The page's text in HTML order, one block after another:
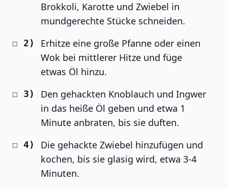
Brokkoli, Karotte und Zwiebel in
mundgerechte Stücke schneiden.
Erhitze eine große Pfanne oder einen
Wok bei mittlerer Hitze und füge
etwas Öl hinzu.
Den gehackten Knoblauch und Ingwer
in das heiße Öl geben und etwa 1
Minute anbraten, bis sie duften.
Die gehackte Zwiebel hinzufügen und
kochen, bis sie glasig wird, etwa 3-4
Minuten.